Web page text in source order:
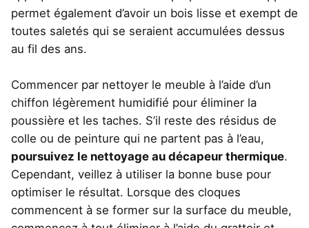
permet également d’avoir un bois lisse et exempt de
toutes saletés qui se seraient accumulées dessus
au fil des ans.
Commencer par nettoyer le meuble à l’aide d’un
chiffon légèrement humidifié pour éliminer la
poussière et les taches. S’il reste des résidus de
colle ou de peinture qui ne partent pas à l’eau,
poursuivez le nettoyage au décapeur thermique.
Cependant, veillez à utiliser la bonne buse pour
optimiser le résultat. Lorsque des cloques
commencent à se former sur la surface du meuble,